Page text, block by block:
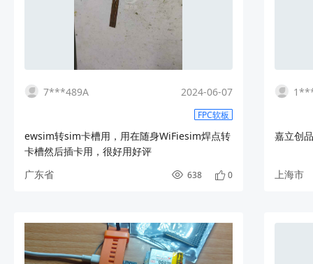
7***489A 2024-06-07
FPC软板
ewsim转sim卡槽用，用在随身WiFiesim焊点转
卡槽然后插卡用，很好用好评
广东省
638 0
嘉立创
上海市